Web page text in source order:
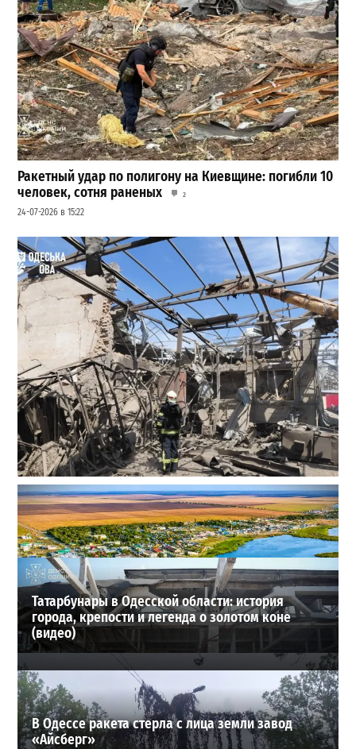
Ракетный удар по полигону на Киевщине: погибли 10
человек, сотня раненых
2
24-07-2026 в 15:22
В Одессе выросло число пострадавших после атаки
реактивных дронов (фото)
2
24-07-2026 в 14:29
ВИБОР РЕДАКЦИИ
Татарбунары в Одесской области: история
города, крепости и легенда о золотом коне
(видео)
В Одессе ракета стерла с лица земли завод
«Айсберг»